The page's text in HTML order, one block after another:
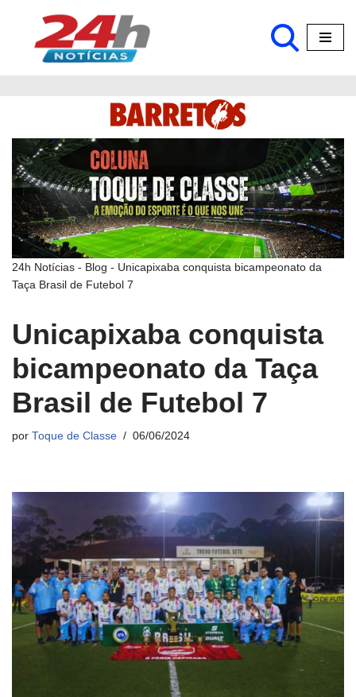
Pular
24h Notícias - Blog - Unicapixaba conquista bicampeonato da
Taça Brasil de Futebol 7
Unicapixaba conquista
bicampeonato da Taça
Brasil de Futebol 7
por Toque de Classe 06/06/2024